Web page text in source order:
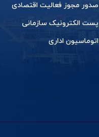
صدور مجوز فعالیت اقتصادی
پست الکترونیک سازمانی
اتوماسیون اداری